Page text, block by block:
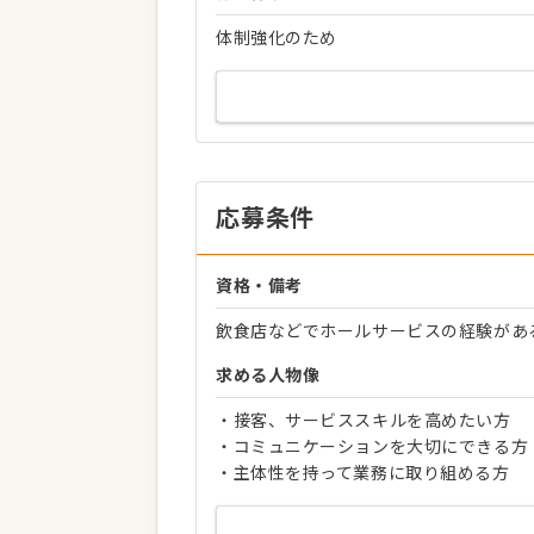
体制強化のため
応募条件
資格・備考
飲食店などでホールサービスの経験があ
求める人物像
・接客、サービススキルを高めたい方
・コミュニケーションを大切にできる方
・主体性を持って業務に取り組める方